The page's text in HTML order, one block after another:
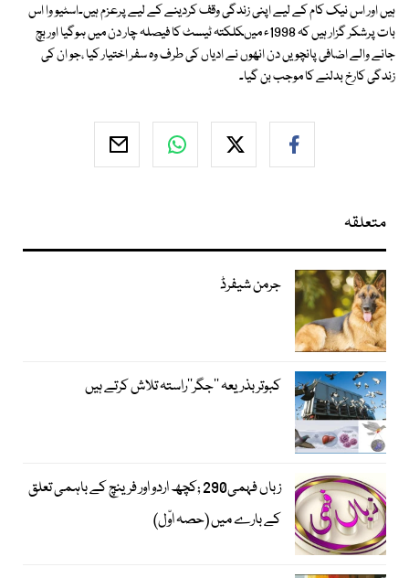
ہیں اور اس نیک کام کے لیے اپنی زندگی وقف کردینے کے لیے پرعزم ہیں۔اسٹیو وا اس
بات پرشکر گزار ہیں کہ 1998ء میںکلکتہ ٹیسٹ کا فیصلہ چار دن میں ہوگیا اور بچ
جانے والے اضافی پانچویں دن انھوں نے ادیاں کی طرف وہ سفر اختیار کیا ،جو ان کی
زندگی کارخ بدلنے کا موجب بن گیا۔
متعلقہ
جرمن شیفرڈ
کبوتر بذریعہ ’’جگر‘‘راستہ تلاش کرتے ہیں
زباں فہمی290 ;کچھ اردو اور فرینچ کے باہمی تعلق
کے بارے میں (حصہ اوّل)